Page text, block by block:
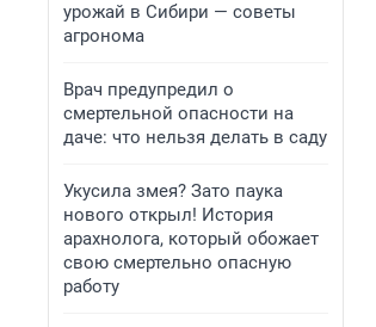
урожай в Сибири — советы
агронома
Врач предупредил о
смертельной опасности на
даче: что нельзя делать в саду
Укусила змея? Зато паука
нового открыл! История
арахнолога, который обожает
свою смертельно опасную
работу